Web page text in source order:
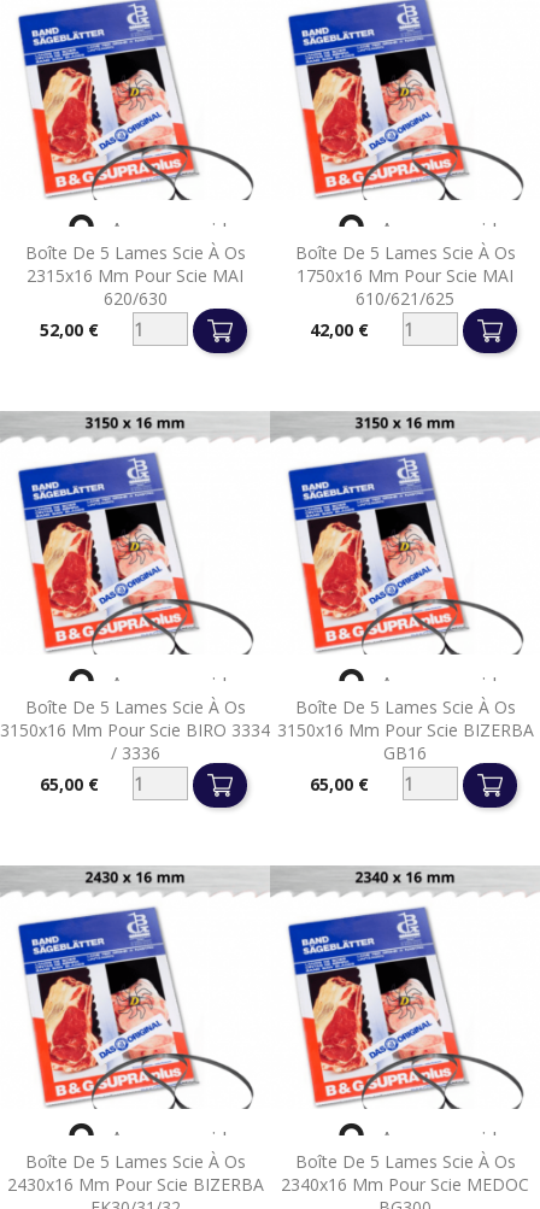
Boîte De 5 Lames Scie À Os
2315x16 Mm Pour Scie MAI
620/630
52,00 €
 Aperçu rapide
Boîte De 5 Lames Scie À Os
1750x16 Mm Pour Scie MAI
610/621/625
42,00 €
 Aperçu rapide
Boîte De 5 Lames Scie À Os
3150x16 Mm Pour Scie BIRO 3334
/ 3336
65,00 €
 Aperçu rapide
Boîte De 5 Lames Scie À Os
3150x16 Mm Pour Scie BIZERBA
GB16
65,00 €
 Aperçu rapide
Boîte De 5 Lames Scie À Os
2430x16 Mm Pour Scie BIZERBA
 Aperçu rapide
Boîte De 5 Lames Scie À Os
2340x16 Mm Pour Scie MEDOC
 Aperçu rapide